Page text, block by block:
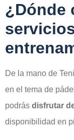
¿Dónde
De la mano de
en el tema de
podrás disfrutar
disponibilidad en